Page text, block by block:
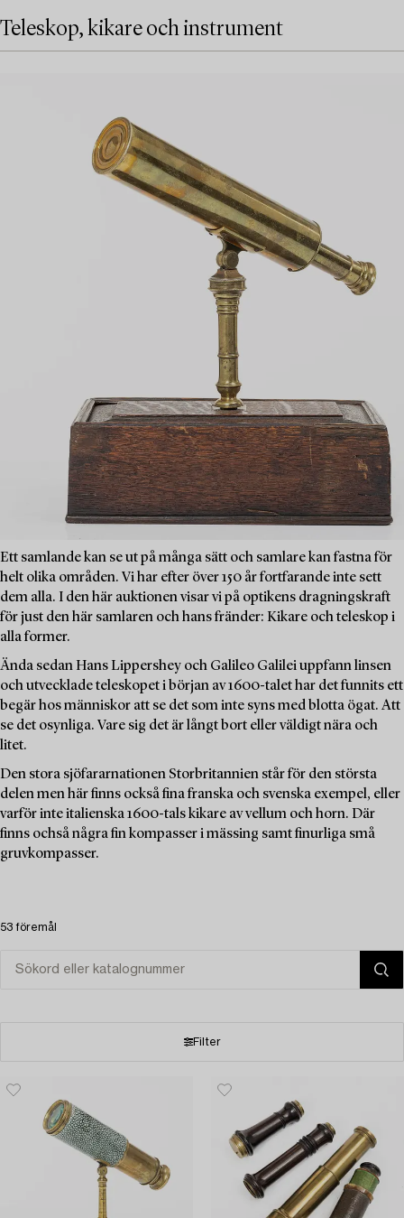
Teleskop, kikare och instrument
Ett samlande kan se ut på många sätt och samlare kan fastna för
helt olika områden. Vi har efter över 150 år fortfarande inte sett
dem alla. I den här auktionen visar vi på optikens dragningskraft
för just den här samlaren och hans fränder: Kikare och teleskop i
alla former.
Ända sedan Hans Lippershey och Galileo Galilei uppfann linsen
och utvecklade teleskopet i början av 1600-talet har det funnits ett
begär hos människor att se det som inte syns med blotta ögat. Att
se det osynliga. Vare sig det är långt bort eller väldigt nära och
litet.
Den stora sjöfararnationen Storbritannien står för den största
delen men här finns också fina franska och svenska exempel, eller
varför inte italienska 1600-tals kikare av vellum och horn. Där
finns ochså några fin kompasser i mässing samt finurliga små
gruvkompasser.
53 föremål
Filter